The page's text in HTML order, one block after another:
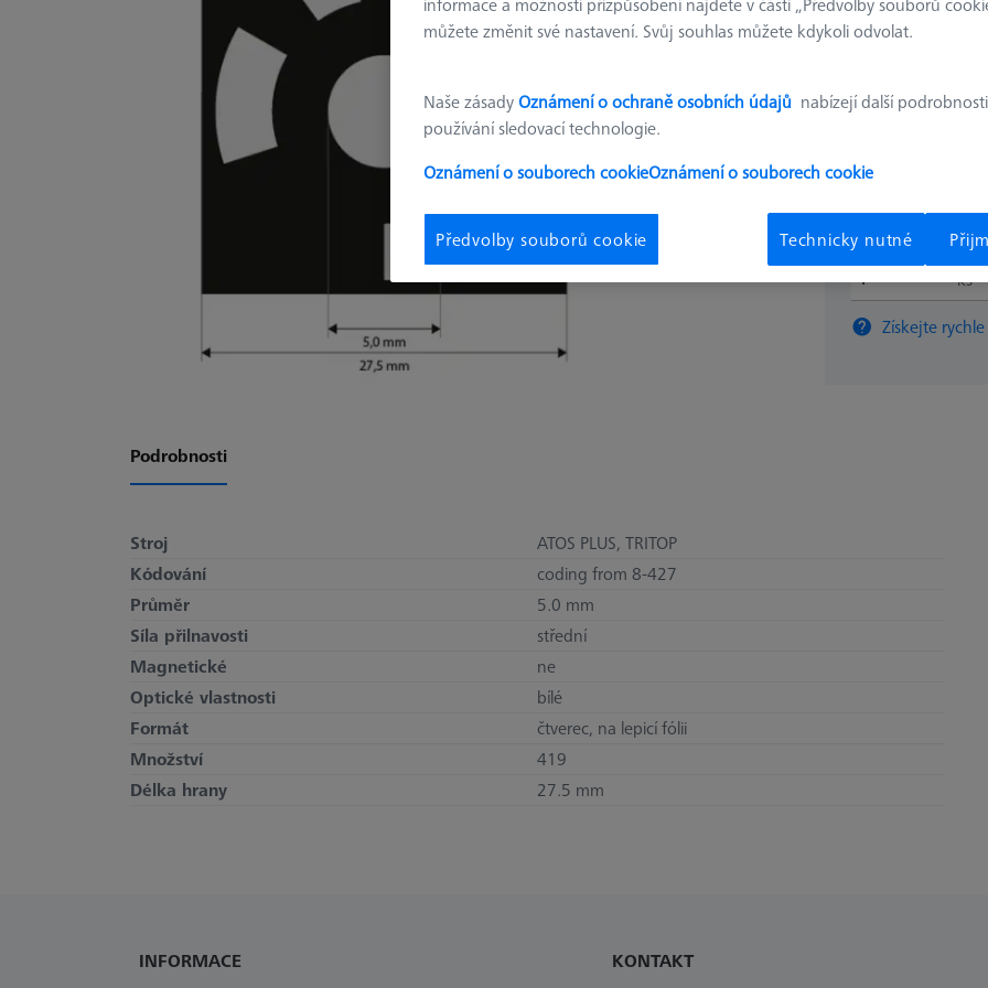
adhezní
604001-2547-000
€
ks
Získejte
Podrobnosti
Stroj
ATOS PLUS, TRITOP
Kódování
coding from 8-427
Průměr
5.0 mm
Síla přilnavosti
střední
Magnetické
ne
Optické vlastnosti
bílé
Formát
čtverec, na lepicí fólii
Množství
419
Délka hrany
27.5 mm
INFORMACE KONTAKT
můžete změnit své nastavení. Svůj souhlas můžete kdykoli odvolat.
Naše zásadyOznámení o ochraně osobních údajů nabízejí další
používání sledovací technologie.
Oznámení o souborech cookieOznámení o souborech cookie
Předvolby souborů cookie Technicky nutné